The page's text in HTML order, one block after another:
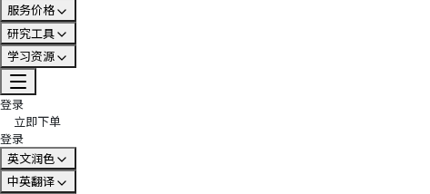
服务价格
研究工具
学习资源
登录
立即下单
登录
英文润色
中英翻译